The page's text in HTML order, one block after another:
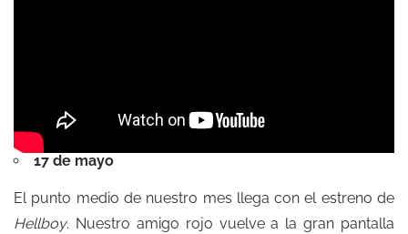
17 de mayo
El punto medio de nuestro mes llega con el estreno de
Hellboy. Nuestro amigo rojo vuelve a la gran pantalla